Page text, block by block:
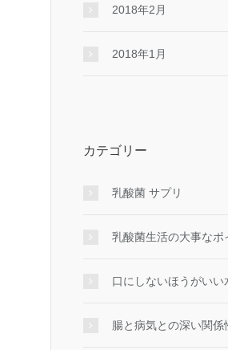
2018年2月
2018年1月
カテゴリー
乳酸菌 サプリ
乳酸菌生活の大事なポ
口にしないほうがいい
腸と病気との深い関係